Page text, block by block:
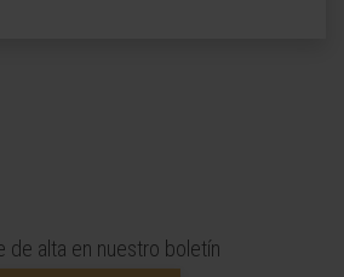
de alta en nuestro boletín